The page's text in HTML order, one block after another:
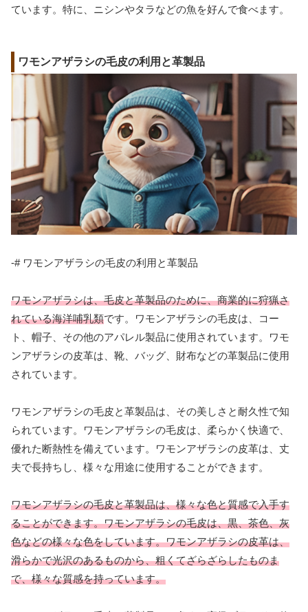
ています。特に、ニシンやタラなどの魚を好んで食べます。
ワモンアザラシの毛皮の利用と革製品
-# ワモンアザラシの毛皮の利用と革製品
ワモンアザラシは、毛皮と革製品のために、商業的に狩猟さ
れている海洋哺乳類です。ワモンアザラシの毛皮は、コー
ト、帽子、その他のアパレル製品に使用されています。ワモ
ンアザラシの皮革は、靴、バッグ、財布などの革製品に使用
されています。
ワモンアザラシの毛皮と革製品は、その美しさと耐久性で知
られています。ワモンアザラシの毛皮は、柔らかく快適で、
優れた断熱性を備えています。ワモンアザラシの皮革は、丈
夫で長持ちし、様々な用途に使用することができます。
ワモンアザラシの毛皮と革製品は、様々な色と質感で入手す
ることができます。ワモンアザラシの毛皮は、黒、茶色、灰
色などの様々な色をしています。ワモンアザラシの皮革は、
滑らかで光沢のあるものから、粗くてざらざらしたものま
で、様々な質感を持っています。